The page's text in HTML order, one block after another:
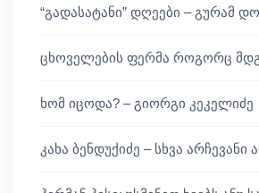
“გადასატანი” დღეები – გურამ
ცხოველების ფერმა როგორც
ხომ იცოდა? – გიორგი კეკელიძე
კახა ბენდუქიძე – სხვა არჩევანი